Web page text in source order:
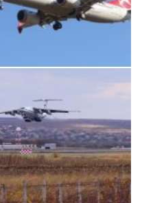
Boeing 737 MAX 8, TC-LCC